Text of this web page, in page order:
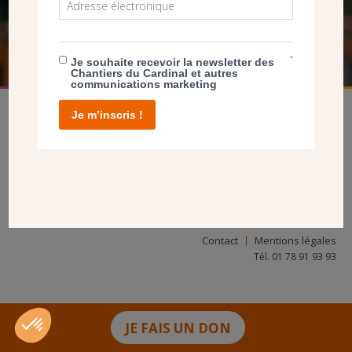
JE FAIS UN DON
Contact Mentions légales
Tél. 01 78 91 93 93
Je souhaite recevoir la newsletter des
Chantiers du Cardinal et autres
communications marketing
*
Je m’inscris !